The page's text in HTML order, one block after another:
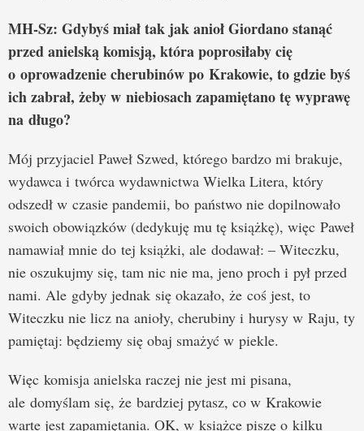
MH-Sz: Gdybyś miał tak jak anioł Giordano stanąć
przed anielską komisją, która poprosiłaby cię
o oprowadzenie cherubinów po Krakowie, to gdzie byś
ich zabrał, żeby w niebiosach zapamiętano tę wyprawę
na długo?
Mój przyjaciel Paweł Szwed, którego bardzo mi brakuje,
wydawca i twórca wydawnictwa Wielka Litera, który
odszedł w czasie pandemii, bo państwo nie dopilnowało
swoich obowiązków (dedykuję mu tę książkę), więc Paweł
namawiał mnie do tej książki, ale dodawał: – Witeczku,
nie oszukujmy się, tam nic nie ma, jeno proch i pył przed
nami. Ale gdyby jednak się okazało, że coś jest, to
Witeczku nie licz na anioły, cherubiny i hurysy w Raju, ty
pamiętaj: będziemy się obaj smażyć w piekle.
Więc komisja anielska raczej nie jest mi pisana,
ale domyślam się, że bardziej pytasz, co w Krakowie
warte jest zapamiętania. OK, w książce piszę o kilku